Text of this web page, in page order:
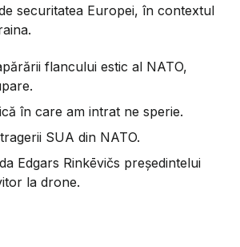
securitatea Europei, în contextul
flancului estic al NATO,
în care am intrat ne sperie.
SUA din NATO.
Edgars Rinkēvičs președintelui
la drone.